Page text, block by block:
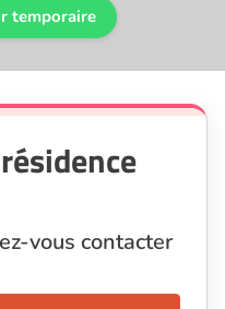
temporaire
vous contacter